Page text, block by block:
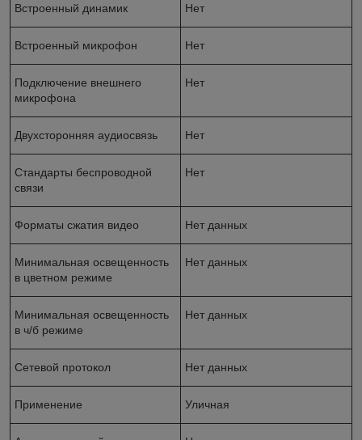
Встроенный динамик Нет
Встроенный микрофон Нет
Подключение внешнего
микрофона
Нет
Двухсторонняя аудиосвязь Нет
Стандарты беспроводной
связи
Нет
Форматы сжатия видео Нет данных
Минимальная освещенность
в цветном режиме
Нет данных
Минимальная освещенность
в ч/б режиме
Нет данных
Сетевой протокол Нет данных
Применение Уличная